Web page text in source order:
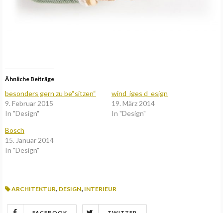
Ähnliche Beiträge
besonders gern zu be“sitzen“
9. Februar 2015
In "Design"
wind_iges d_esign
19. März 2014
In "Design"
Bosch
15. Januar 2014
In "Design"
ARCHITEKTUR, DESIGN, INTERIEUR